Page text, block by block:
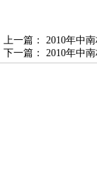
上一篇： 2010年中
下一篇： 2010年中